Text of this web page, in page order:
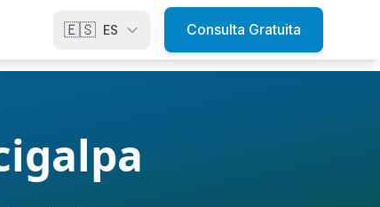
🇪🇸 ES Consulta Gratuita